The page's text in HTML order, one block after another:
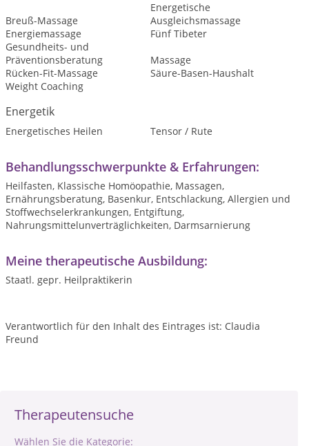
Therapeutensuche
Wählen Sie die Kategorie:
Breuß-Massage
Energetische
Ausgleichsmassage
Energiemassage
Fünf Tibeter
Gesundheits- und
Präventionsberatung
Massage
Rücken-Fit-Massage
Säure-Basen-Haushalt
Weight Coaching
Energetik
Energetisches Heilen Tensor / Rute
Behandlungsschwerpunkte & Erfahrungen:
Heilfasten, Klassische Homöopathie, Massagen,
Ernährungsberatung, Basenkur, Entschlackung, Allergien und
Stoffwechselerkrankungen, Entgiftung,
Nahrungsmittelunverträglichkeiten, Darmsarnierung
Meine therapeutische Ausbildung:
Staatl. gepr. Heilpraktikerin
Verantwortlich für den Inhalt des Eintrages ist: Claudia
Freund